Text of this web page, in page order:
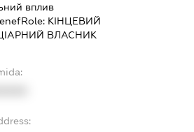
вплив
КІНЦЕВИЙ
ВЛАСНИК